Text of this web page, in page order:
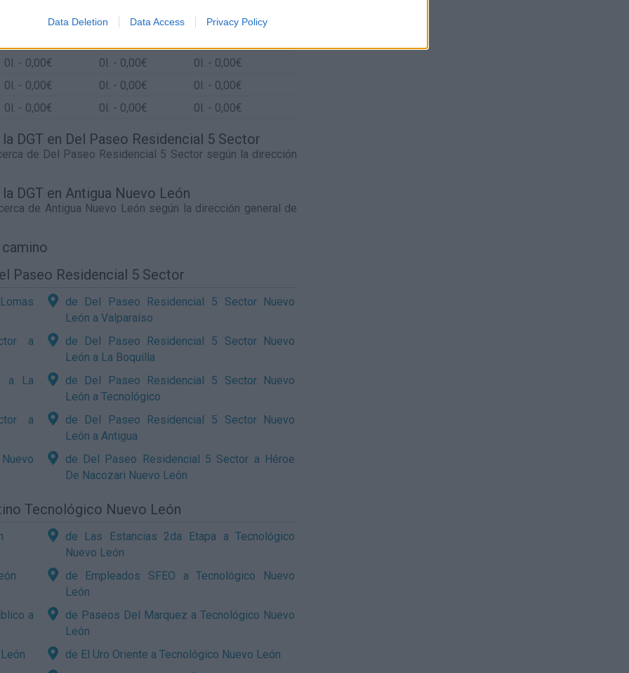
Data Deletion Data Access Privacy Policy
Gasto 5l/100km Gasto 7l/100km
Gasto 10l/100km
0l. - 0,00€ 0l. - 0,00€ 0l. - 0,00€
0l. - 0,00€ 0l. - 0,00€ 0l. - 0,00€
0l. - 0,00€ 0l. - 0,00€ 0l. - 0,00€
DGT en Del Paseo Residencial 5 Sector
de Del Paseo Residencial 5 Sectorsegún la dirección
DGT en Antigua Nuevo León
de Antigua Nuevo León según la dirección general de
Paseo Residencial 5 Sector
de Del Paseo Residencial 5 Sector Nuevo
León a Valparaíso
a
de Del Paseo Residencial 5 Sector Nuevo
León a La Boquilla
a La
de Del Paseo Residencial 5 Sector Nuevo
León a Tecnológico
a
de Del Paseo Residencial 5 Sector Nuevo
León a Antigua
de Del Paseo Residencial 5 Sector a Héroe
De Nacozari Nuevo León
Tecnológico Nuevo León
de Las Estancias 2da Etapa a Tecnológico
Nuevo León
de Empleados SFEO a Tecnológico Nuevo
León
a
de Paseos Del Marquez a Tecnológico Nuevo
León
de El Uro Oriente a Tecnológico Nuevo León